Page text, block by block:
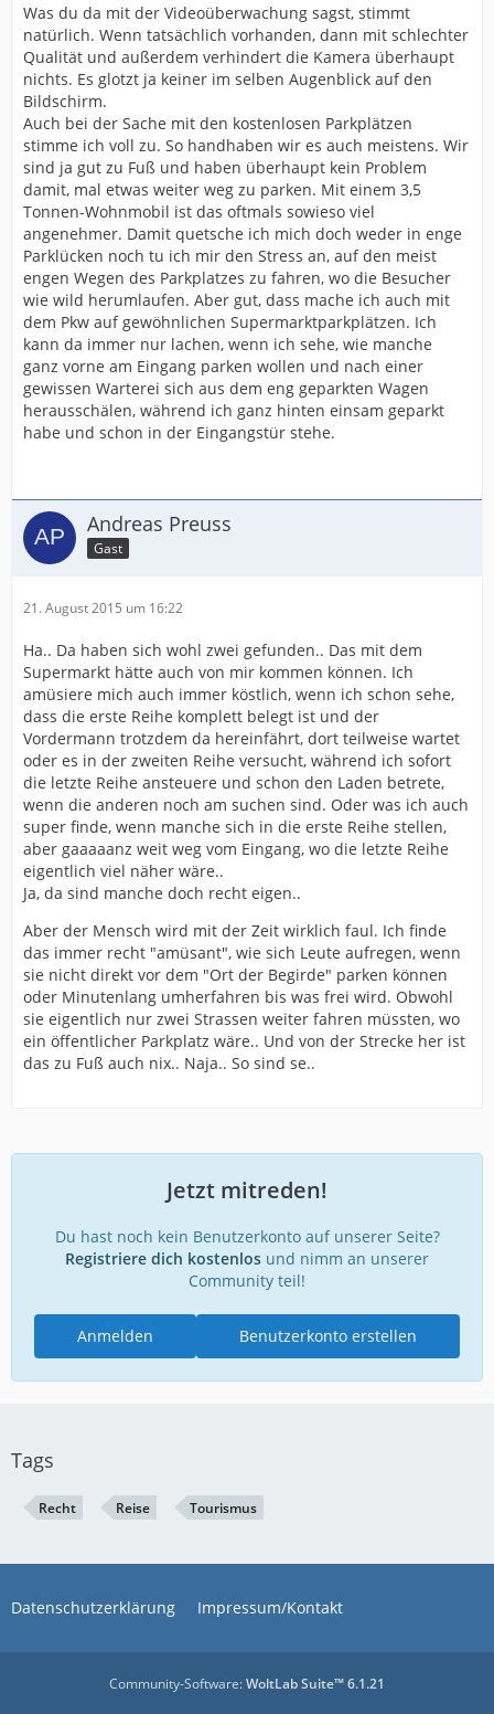
Was du da mit der Videoüberwachung sagst, stimmt
natürlich. Wenn tatsächlich vorhanden, dann mit schlechter
Qualität und außerdem verhindert die Kamera überhaupt
nichts. Es glotzt ja keiner im selben Augenblick auf den
Bildschirm.
Auch bei der Sache mit den kostenlosen Parkplätzen
stimme ich voll zu. So handhaben wir es auch meistens. Wir
sind ja gut zu Fuß und haben überhaupt kein Problem
damit, mal etwas weiter weg zu parken. Mit einem 3,5
Tonnen-Wohnmobil ist das oftmals sowieso viel
angenehmer. Damit quetsche ich mich doch weder in enge
Parklücken noch tu ich mir den Stress an, auf den meist
engen Wegen des Parkplatzes zu fahren, wo die Besucher
wie wild herumlaufen. Aber gut, dass mache ich auch mit
dem Pkw auf gewöhnlichen Supermarktparkplätzen. Ich
kann da immer nur lachen, wenn ich sehe, wie manche
ganz vorne am Eingang parken wollen und nach einer
gewissen Warterei sich aus dem eng geparkten Wagen
herausschälen, während ich ganz hinten einsam geparkt
habe und schon in der Eingangstür stehe.
Andreas Preuss
Gast
21. August 2015 um 16:22
Ha.. Da haben sich wohl zwei gefunden.. Das mit dem
Supermarkt hätte auch von mir kommen können. Ich
amüsiere mich auch immer köstlich, wenn ich schon sehe,
dass die erste Reihe komplett belegt ist und der
Vordermann trotzdem da hereinfährt, dort teilweise wartet
oder es in der zweiten Reihe versucht, während ich sofort
die letzte Reihe ansteuere und schon den Laden betrete,
wenn die anderen noch am suchen sind. Oder was ich auch
super finde, wenn manche sich in die erste Reihe stellen,
aber gaaaaanz weit weg vom Eingang, wo die letzte Reihe
eigentlich viel näher wäre..
Ja, da sind manche doch recht eigen..
Aber der Mensch wird mit der Zeit wirklich faul. Ich finde
das immer recht "amüsant", wie sich Leute aufregen, wenn
sie nicht direkt vor dem "Ort der Begirde" parken können
oder Minutenlang umherfahren bis was frei wird. Obwohl
sie eigentlich nur zwei Strassen weiter fahren müssten, wo
ein öffentlicher Parkplatz wäre.. Und von der Strecke her ist
das zu Fuß auch nix.. Naja.. So sind se..
Jetzt mitreden!
Du hast noch kein Benutzerkonto auf unserer Seite?
Registriere dich kostenlos und nimm an unserer
Community teil!
Benutzerkonto erstellen
Anmelden
Tags
Recht Reise Tourismus
Datenschutzerklärung Impressum/Kontakt
Community-Software:WoltLab Suite™ 6.1.21